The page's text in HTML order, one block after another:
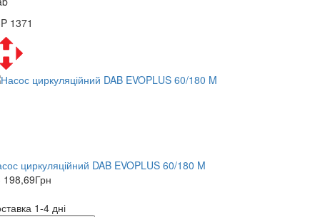
1371
циркуляційний DAB EVOPLUS 60/180 M
198,69Грн
1-4 дні